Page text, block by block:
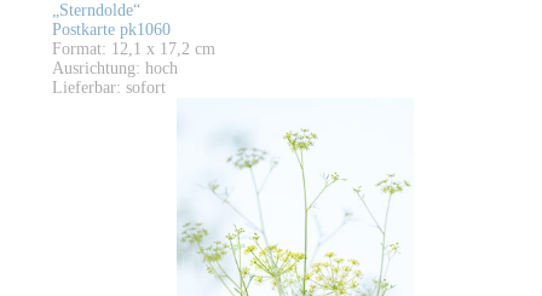
„Sterndolde“
Postkarte pk1060
Format: 12,1 x 17,2 cm
Ausrichtung: hoch
Lieferbar: sofort